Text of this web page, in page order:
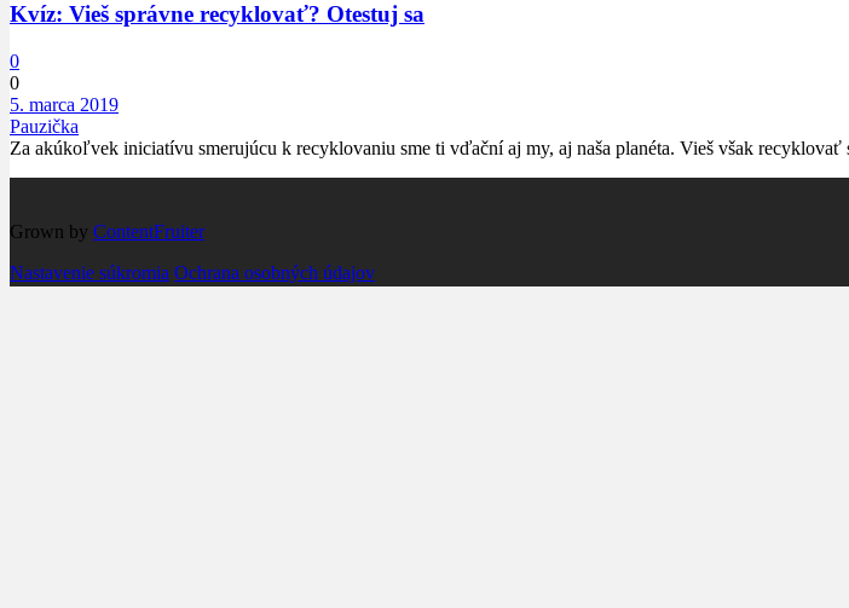
Kvíz: Vieš správne recyklovať? Otestuj sa
0
0
5. marca 2019
Pauzička
Za akúkoľvek iniciatívu smerujúcu k recyklovaniu sme ti vďační aj my, aj naša planéta. Vieš však
Grown by ContentFruiter
Nastavenie súkromia Ochrana osobných údajov